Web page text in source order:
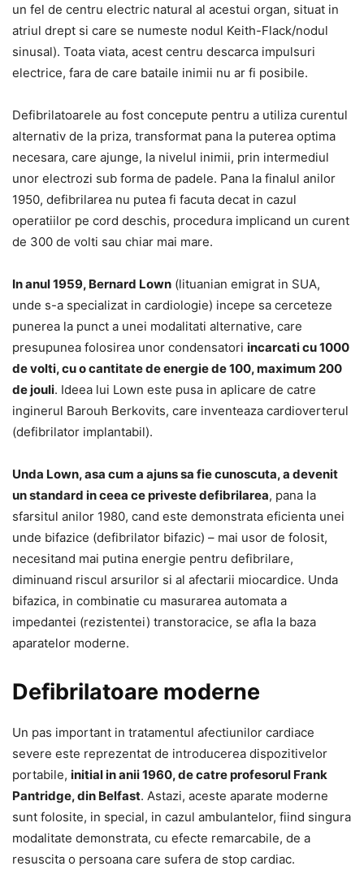
un fel de centru electric natural al acestui organ, situat in
atriul drept si care se numeste nodul Keith-Flack/nodul
sinusal). Toata viata, acest centru descarca impulsuri
electrice, fara de care bataile inimii nu ar fi posibile.
Defibrilatoarele au fost concepute pentru a utiliza curentul
alternativ de la priza, transformat pana la puterea optima
necesara, care ajunge, la nivelul inimii, prin intermediul
unor electrozi sub forma de padele. Pana la finalul anilor
1950, defibrilarea nu putea fi facuta decat in cazul
operatiilor pe cord deschis, procedura implicand un curent
de 300 de volti sau chiar mai mare.
In anul 1959, Bernard Lown (lituanian emigrat in SUA,
unde s-a specializat in cardiologie) incepe sa cerceteze
punerea la punct a unei modalitati alternative, care
presupunea folosirea unor condensatori incarcati cu 1000
de volti, cu o cantitate de energie de 100, maximum 200
de jouli. Ideea lui Lown este pusa in aplicare de catre
inginerul Barouh Berkovits, care inventeaza cardioverterul
(defibrilator implantabil).
Unda Lown, asa cum a ajuns sa fie cunoscuta, a devenit
un standard in ceea ce priveste defibrilarea, pana la
sfarsitul anilor 1980, cand este demonstrata eficienta unei
unde bifazice (defibrilator bifazic) – mai usor de folosit,
necesitand mai putina energie pentru defibrilare,
diminuand riscul arsurilor si al afectarii miocardice. Unda
bifazica, in combinatie cu masurarea automata a
impedantei (rezistentei) transtoracice, se afla la baza
aparatelor moderne.
Defibrilatoare moderne
Un pas important in tratamentul afectiunilor cardiace
severe este reprezentat de introducerea dispozitivelor
portabile, initial in anii 1960, de catre profesorul Frank
Pantridge, din Belfast. Astazi, aceste aparate moderne
sunt folosite, in special, in cazul ambulantelor, fiind singura
modalitate demonstrata, cu efecte remarcabile, de a
resuscita o persoana care sufera de stop cardiac.